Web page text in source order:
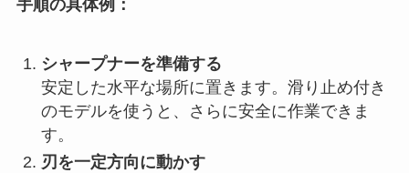
手順の具体例：
シャープナーを準備する
安定した水平な場所に置きます。滑り止め付き
のモデルを使うと、さらに安全に作業できま
す。
刃を一定方向に動かす